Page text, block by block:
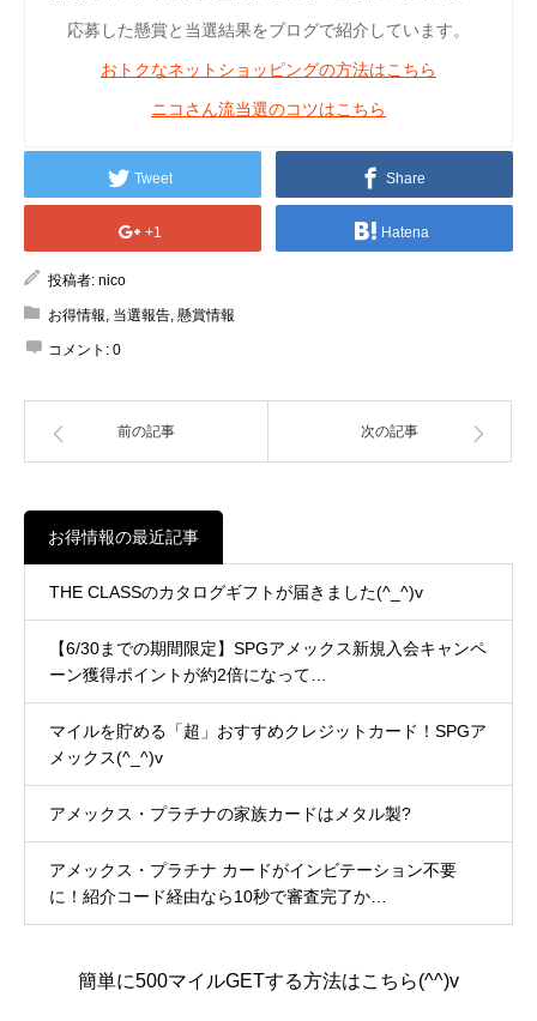
応募した懸賞と当選結果をブログで紹介しています。
おトクなネットショッピングの方法はこちら
ニコさん流当選のコツはこちら
Tweet Share
+1 Hatena
投稿者: nico
お得情報, 当選報告, 懸賞情報
コメント: 0
前の記事 次の記事
お得情報の最近記事
THE CLASSのカタログギフトが届きました(^_^)v
【6/30までの期間限定】SPGアメックス新規入会キャンペ
ーン獲得ポイントが約2倍になって…
マイルを貯める「超」おすすめクレジットカード！SPGア
メックス(^_^)v
アメックス・プラチナの家族カードはメタル製?
アメックス・プラチナ カードがインビテーション不要
に！紹介コード経由なら10秒で審査完了か…
簡単に500マイルGETする方法はこちら(^^)v